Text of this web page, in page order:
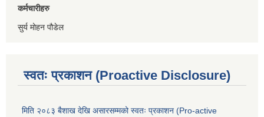
कर्मचारीहरु
सुर्य मोहन पौडेल
स्वतः प्रकाशन (Proactive Disclosure)
मिति २०८३ बैशाख देखि असारसम्मको स्वतः प्रकाशन (Pro-active